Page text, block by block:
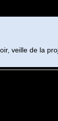
veille de la